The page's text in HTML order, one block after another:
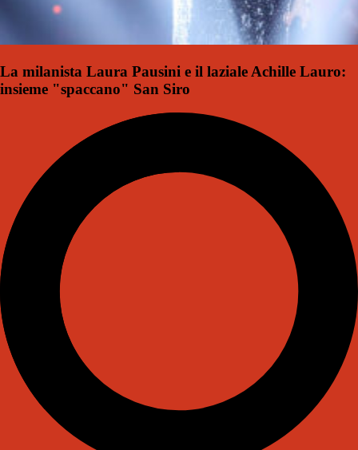
La milanista Laura Pausini e il laziale Achille Lauro:
insieme "spaccano" San Siro